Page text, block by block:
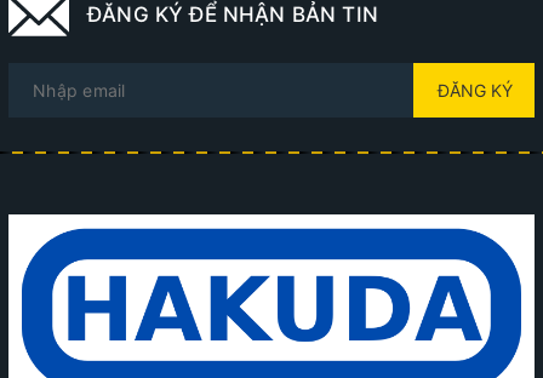
ĐĂNG KÝ ĐỂ NHẬN BẢN TIN
ĐĂNG KÝ